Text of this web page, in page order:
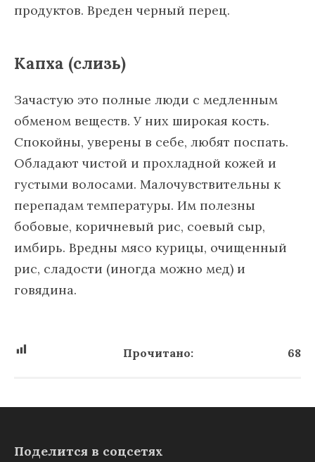
продуктов. Вреден черный перец.
Капха (слизь)
Зачастую это полные люди с медленным
обменом веществ. У них широкая кость.
Спокойны, уверены в себе, любят поспать.
Обладают чистой и прохладной кожей и
густыми волосами. Малочувствительны к
перепадам температуры. Им полезны
бобовые, коричневый рис, соевый сыр,
имбирь. Вредны мясо курицы, очищенный
рис, сладости (иногда можно мед) и
говядина.
Прочитано: 68
Поделится в соцсетях